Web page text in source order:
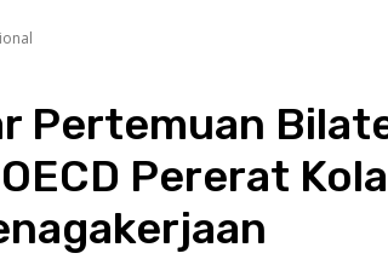
Pertemuan
Pererat